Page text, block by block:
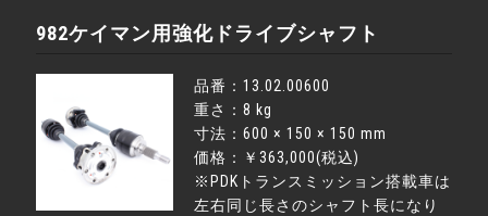
982ケイマン用強化ドライブシャフト
品番：13.02.00600
重さ：8 kg
寸法：600 × 150 × 150 mm
価格：￥363,000(税込)
※PDKトランスミッション搭載車は
左右同じ長さのシャフト長になり